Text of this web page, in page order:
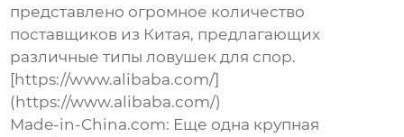
представлено огромное количество
поставщиков из Китая, предлагающих
различные типыловушек для спор.
[https://www.alibaba.com/]
(https://www.alibaba.com/)
Made-in-China.com: Еще одна крупная